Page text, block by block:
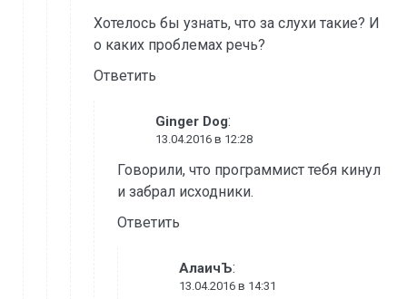
Хотелось бы узнать, что за слухи такие? И
о каких проблемах речь?
Ответить
Ginger Dog:
13.04.2016 в 12:28
Говорили, что программист тебя кинул
и забрал исходники.
Ответить
АлаичЪ:
13.04.2016 в 14:31